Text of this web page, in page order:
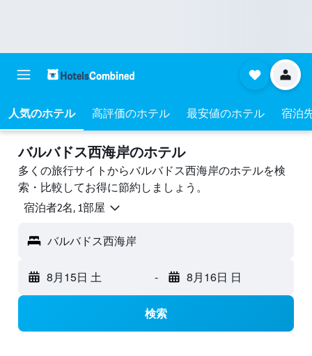
人気のホテル 高評価のホテル 最安値のホテル 宿泊
バルバドス西海岸のホテル
多くの旅行サイトからバルバドス西海岸のホテルを検
索・比較してお得に節約しましょう。
宿泊者2名, 1​部屋
バルバドス西海岸
8月15日 土 - 8月16日 日
検索